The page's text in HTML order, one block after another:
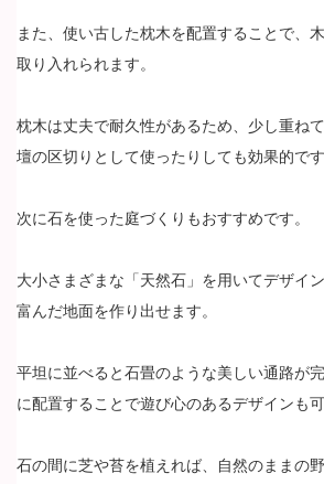
また、使い古した枕木を配置することで、
取り入れられます。
枕木は丈夫で耐久性があるため、少し重ね
壇の区切りとして使ったりしても効果的です
次に石を使った庭づくりもおすすめです。
大小さまざまな「天然石」を用いてデザイ
富んだ地面を作り出せます。
平坦に並べると石畳のような美しい通路が
に配置することで遊び心のあるデザインも可
石の間に芝や苔を植えれば、自然のままの